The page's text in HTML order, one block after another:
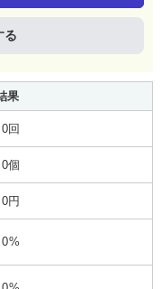
る
果
0回
0個
0円
0%